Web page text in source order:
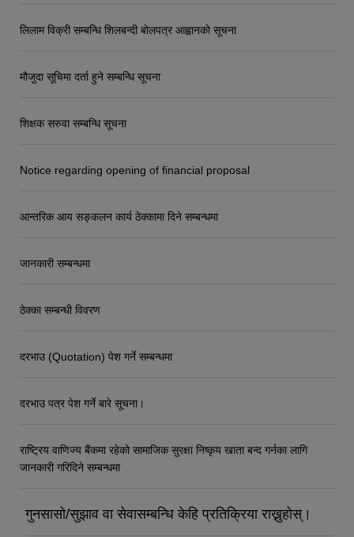
लिलाम विक्री सम्बन्धि शिलबन्दी बोलपत्र आह्वानको सूचना
मौजुदा सूचिमा दर्ता हुने सम्बन्धि सूचना
शिक्षक सरुवा सम्बन्धि सूचना
Notice regarding opening of financial proposal
आन्तरिक आय सङ्कलन कार्य ठेक्कामा दिने सम्बन्धमा
जानकारी सम्बन्धमा
ठेक्का सम्बन्धी विवरण
दरभाउ (Quotation) पेश गर्ने सम्बन्धमा
दरभाउ पत्र पेश गर्ने बारे सूचना।
राष्ट्रिय वाणिज्य बैंकमा रहेको सामाजिक सुरक्षा निष्कृय खाता बन्द गर्नका लागि
जानकारी गरिदिने सम्बन्धमा
गुनसासो/सुझाव वा सेवासम्बन्धि केहि प्रतिक्रिया राख्नुहोस्।